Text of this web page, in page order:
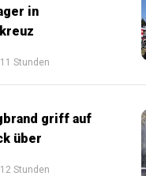
in
Stunden
griff auf
über
Stunden